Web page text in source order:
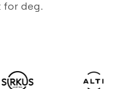
for deg.